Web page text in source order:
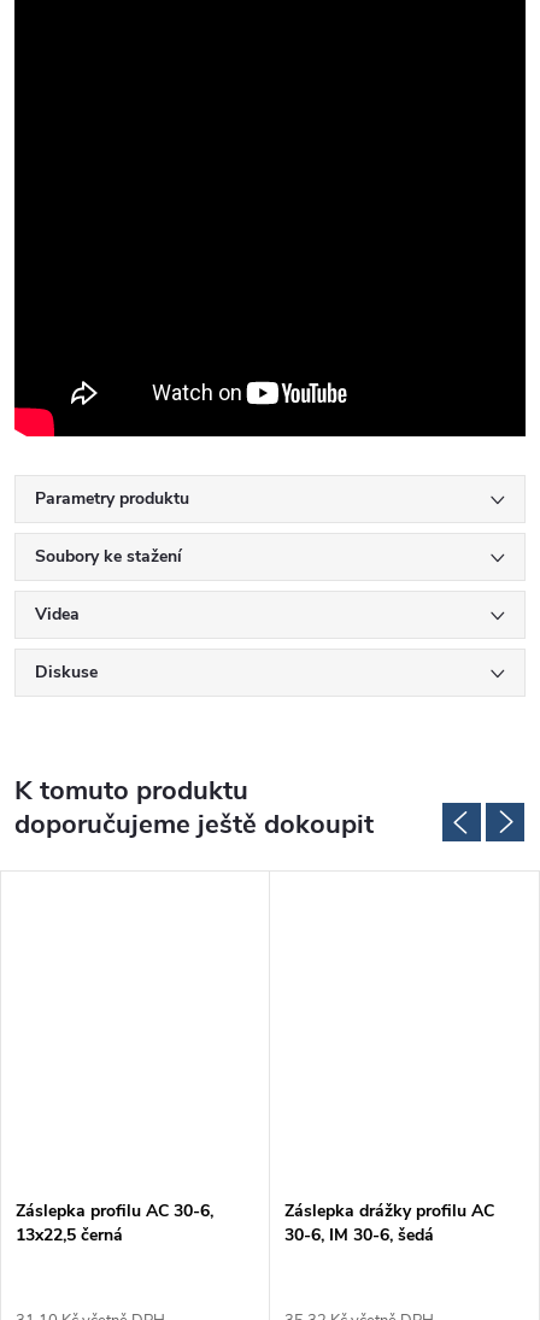
Parametry produktu
Soubory ke stažení
Videa
Diskuse
K tomuto produktu
doporučujeme ještě dokoupit
Záslepka profilu AC 30-6,
13x22,5 černá
Záslepka drážky profilu AC
30-6, IM 30-6, šedá